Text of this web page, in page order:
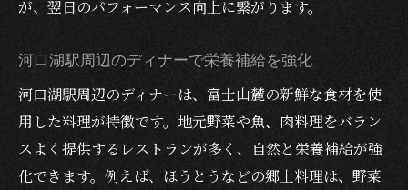
が、翌日のパフォーマンス向上に繋がります。
河口湖駅周辺のディナーで栄養補給を強化
河口湖駅周辺のディナーは、富士山麓の新鮮な食材を使
用した料理が特徴です。地元野菜や魚、肉料理をバラン
スよく提供するレストランが多く、自然と栄養補給が強
化できます。例えば、ほうとうなどの郷土料理は、野菜